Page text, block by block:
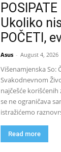
Ukoliko
POČETI,
Asus - August 4, 2026
Višenamjenska So:
Svakodnevnom
najčešće
se ne ograničava
istražićemo
Read more